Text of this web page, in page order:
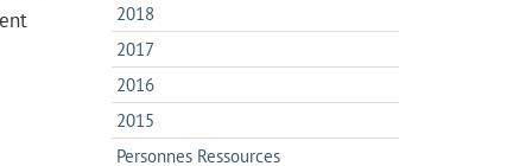
2018
2017
2016
2015
Personnes Ressources